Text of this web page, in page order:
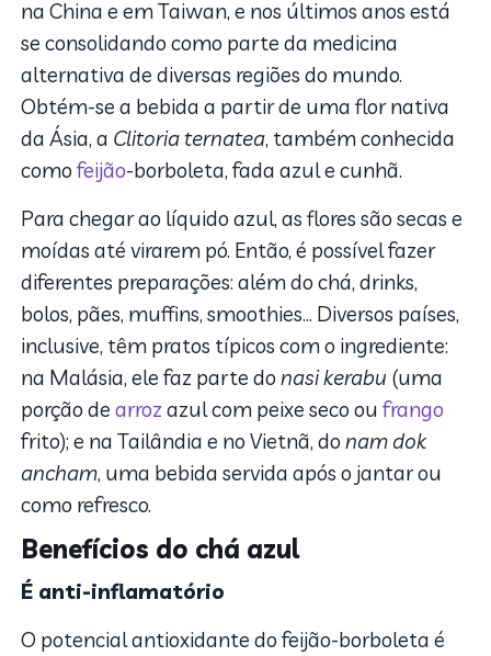
na China e em Taiwan, e nos últimos anos está
se consolidando como parte da medicina
alternativa de diversas regiões do mundo.
Obtém-se a bebida a partir de uma flor nativa
da Ásia, a Clitoria ternatea, também conhecida
comofeijão-borboleta, fada azul e cunhã.
Para chegar ao líquido azul, as flores são secas e
moídas até virarem pó. Então, é possível fazer
diferentes preparações: além do chá, drinks,
bolos, pães, muffins, smoothies… Diversos países,
inclusive, têm pratos típicos com o ingrediente:
na Malásia, ele faz parte donasi kerabu (uma
porção dearroz azul com peixe seco oufrango
frito); e na Tailândia e no Vietnã, do nam dok
ancham, uma bebida servida após o jantar ou
como refresco.
Benefícios do chá azul
É anti-inflamatório
O potencial antioxidante do feijão-borboleta é